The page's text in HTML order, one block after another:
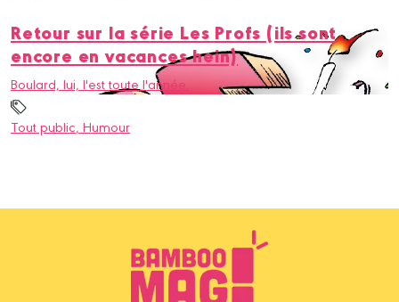
Retour sur la série Les Profs (ils sont
encore en vacances hein)
Boulard, lui, l'est toute l'année.
Tout public, Humour